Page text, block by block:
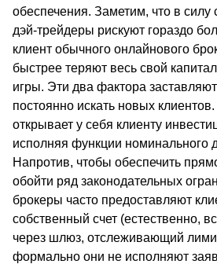
обеспечения. Заметим, что в
дэй-трейдеры рискуют гораздо
клиент обычного онлайнового
быстрее теряют весь свой
игры. Эти два фактора
постоянно искать новых
открывает у себя клиенту
исполняя функции номинального
Напротив, чтобы обеспечить
обойти ряд законодательных
брокеры часто предоставляют
собственный счет (естественно,
через шлюз, отслеживающий
формально они не исполняют